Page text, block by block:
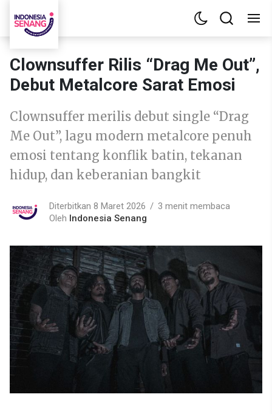
Clownsuffer Rilis “Drag Me Out”,
Debut Metalcore Sarat Emosi
Clownsuffer merilis debut single “Drag
Me Out”, lagu modern metalcore penuh
emosi tentang konflik batin, tekanan
hidup, dan keberanian bangkit
Diterbitkan 8 Maret 2026
3 menit membaca
Oleh Indonesia Senang